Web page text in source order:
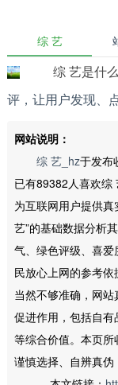
综 艺
综 艺是什
评，让用户发现、
网站说明：
综 艺_hz于发布
已有89382人喜欢综
为互联网用户提供
艺”的基础数据分析
气、绿色评级、喜
民放心上网的参考
当然不够准确，网
促进作用，包括自
等综合价值。本页所
谨慎选择、自辨真伪